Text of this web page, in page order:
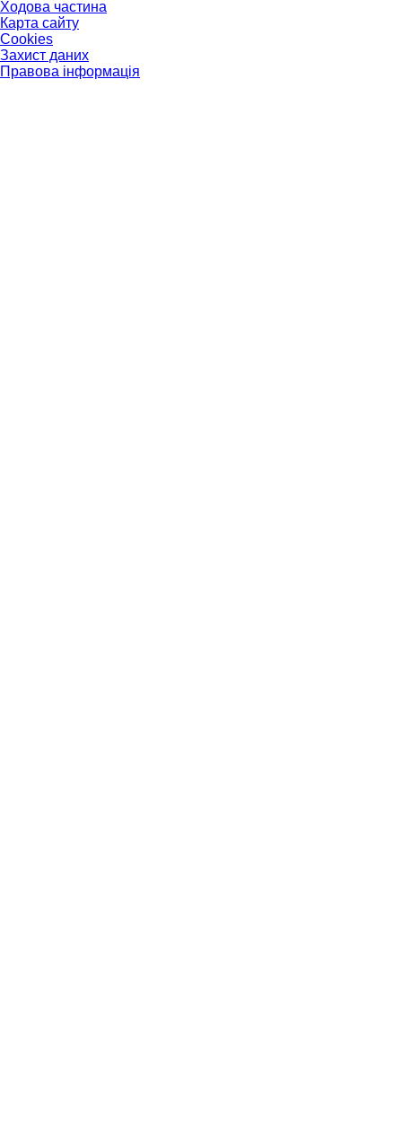
Ходова частина
Карта сайту
Cookies
Захист даних
Правова інформація